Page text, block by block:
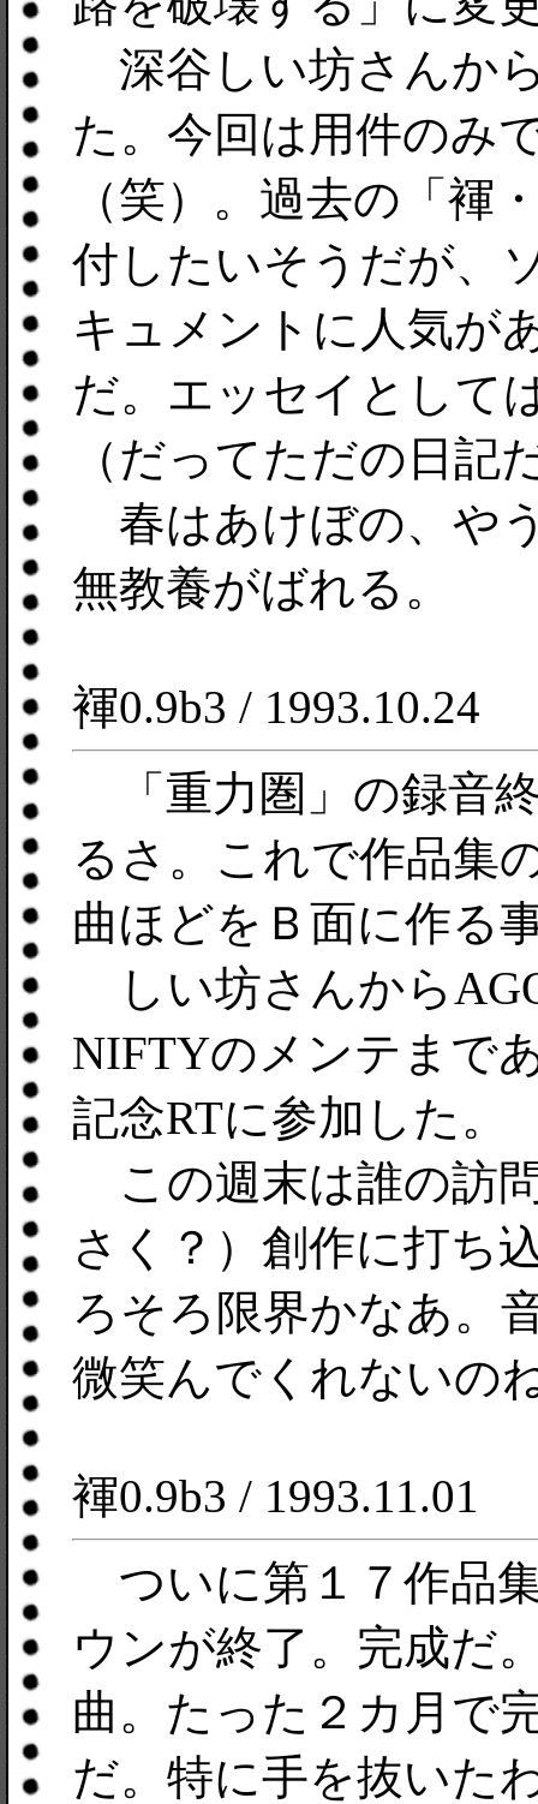
深谷しい坊さんか
た。今回は用件のみ
（笑）。過去の「褌
付したいそうだが、
キュメントに人気が
だ。エッセイとして
（だってただの日記
春はあけぼの、や
無教養がばれる。
褌0.9b3 / 1993.10.24
「重力圏」の録音
るさ。これで作品集
曲ほどをＢ面に作る
しい坊さんから
NIFTYのメンテまで
記念RTに参加した。
この週末は誰の訪
さく？）創作に打ち
ろそろ限界かなあ。
微笑んでくれないの
褌0.9b3 / 1993.11.01
ついに第１７作品
ウンが終了。完成だ
曲。たった２カ月で
だ。特に手を抜いた